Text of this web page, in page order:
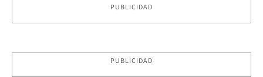
PUBLICIDAD
PUBLICIDAD